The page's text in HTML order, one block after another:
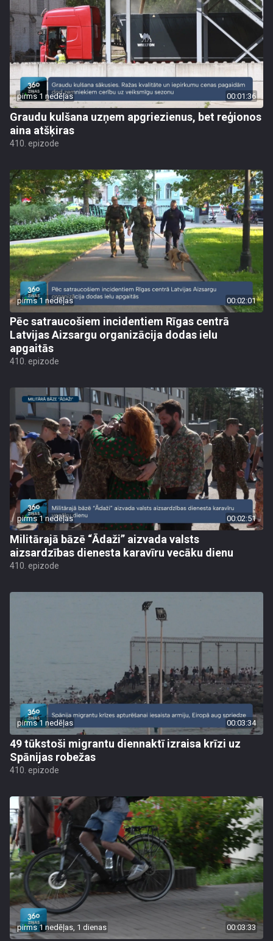
pirms 1 nedēļas 00:01:36
Graudu kulšana uzņem apgriezienus, bet reģionos
aina atšķiras
410. epizode
pirms 1 nedēļas 00:02:01
Pēc satraucošiem incidentiem Rīgas centrā
Latvijas Aizsargu organizācija dodas ielu
apgaitās
410. epizode
pirms 1 nedēļas 00:02:51
Militārajā bāzē “Ādaži” aizvada valsts
aizsardzības dienesta karavīru vecāku dienu
410. epizode
pirms 1 nedēļas 00:03:34
49 tūkstoši migrantu diennaktī izraisa krīzi uz
Spānijas robežas
410. epizode
pirms 1 nedēļas, 1 dienas 00:03:33